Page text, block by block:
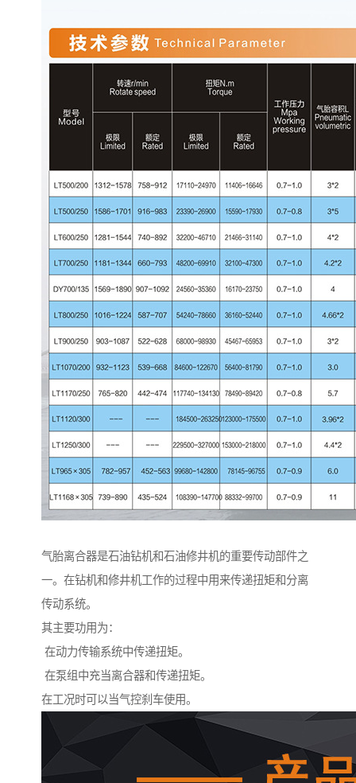
气胎离合器是石油钻机和石油修井机的重要传动部件之
一。在钻机和修井机工作的过程中用来传递扭矩和分离
传动系统。
其主要功用为：
在动力传输系统中传递扭矩。
在泵组中充当离合器和传递扭矩。
在工况时可以当气控刹车使用。